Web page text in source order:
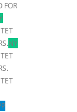
FOR
NY